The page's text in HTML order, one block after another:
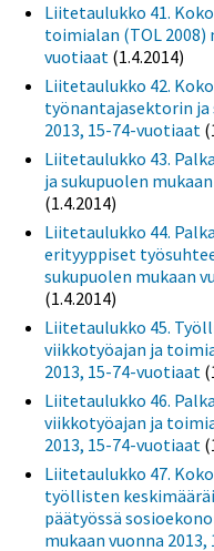
Liitetaulukko 41.
toimialan (TOL 2008)
vuotiaat (1.4.2014)
Liitetaulukko 42.
työnantajasektorin ja
2013, 15-74-vuotiaat
Liitetaulukko 43.
ja sukupuolen
(1.4.2014)
Liitetaulukko 44.
erityyppiset
sukupuolen mukaan
(1.4.2014)
Liitetaulukko 45.
viikkotyöajan ja
2013, 15-74-vuotiaat
Liitetaulukko 46.
viikkotyöajan ja
2013, 15-74-vuotiaat
Liitetaulukko 47.
työllisten
päätyössä
mukaan vuonna